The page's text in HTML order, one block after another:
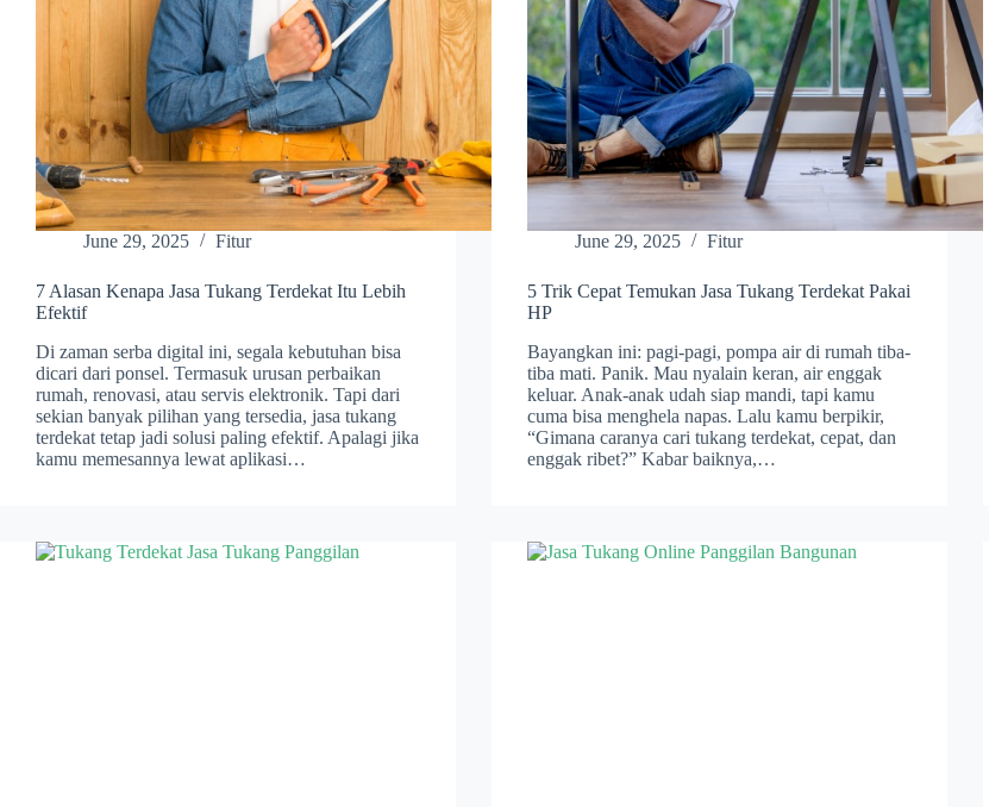
June 29, 2025 Fitur
7 Alasan Kenapa Jasa Tukang Terdekat Itu Lebih
Efektif
Di zaman serba digital ini, segala kebutuhan bisa
dicari dari ponsel. Termasuk urusan perbaikan
rumah, renovasi, atau servis elektronik. Tapi dari
sekian banyak pilihan yang tersedia, jasa tukang
terdekat tetap jadi solusi paling efektif. Apalagi jika
kamu memesannya lewat aplikasi…
June 29, 2025 Fitur
5 Trik Cepat Temukan Jasa Tukang Terdekat Pakai
HP
Bayangkan ini: pagi-pagi, pompa air di rumah tiba-
tiba mati. Panik. Mau nyalain keran, air enggak
keluar. Anak-anak udah siap mandi, tapi kamu
cuma bisa menghela napas. Lalu kamu berpikir,
“Gimana caranya cari tukang terdekat, cepat, dan
enggak ribet?” Kabar baiknya,…